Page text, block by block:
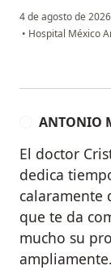
4 de agosto de 2026
• Hospital México
ANTONIO
El doctor
dedica
calaramente
que te da
mucho su
ampliamente.